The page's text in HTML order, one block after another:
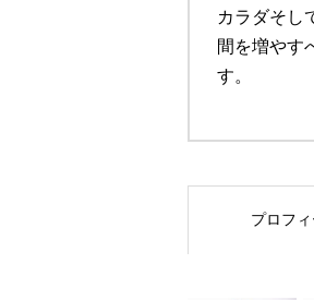
カラダそし
間を増やす
す。
プロフ